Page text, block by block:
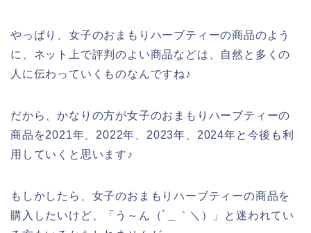
やっぱり、女子のおまもりハーブティーの商品のよう
に、ネット上で評判のよい商品などは、自然と多くの
人に伝わっていくものなんですね♪
だから、かなりの方が女子のおまもりハーブティーの
商品を2021年、2022年、2023年、2024年と今後も利
用していくと思います♪
もしかしたら、女子のおまもりハーブティーの商品を
購入したいけど、「う～ん（´＿｀＼）」と迷われてい